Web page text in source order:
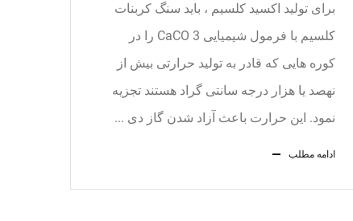
برای تولید اکسید کلسیم ، باید سنگ کربنات
کلسیم با فرمول شیمیایی CaCO 3 را در
کوره هایی که قادر به تولید حرارتی بیش از
نهصد یا هزار درجه سانتی گراد هستند تجزیه
نمود. این حرارت باعث آزاد شدن گاز دی ...
ادامه مطلب